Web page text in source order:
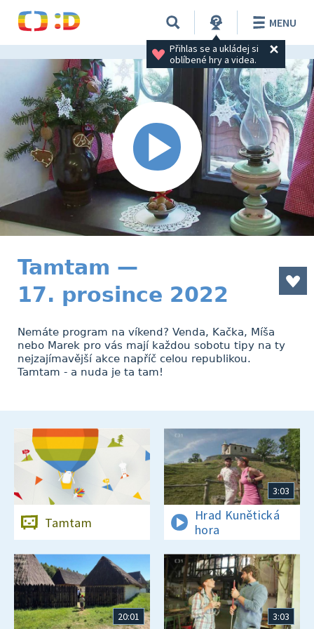
Přihlas se a ukládej si
oblíbené hry a videa.
MENU
Tamtam —
17. prosince 2022
Nemáte program na víkend? Venda, Kačka, Míša
nebo Marek pro vás mají každou sobotu tipy na ty
nejzajímavější akce napříč celou republikou.
Tamtam - a nuda je ta tam!
Tamtam
3:03
Hrad Kunětická
hora
20:01 3:03